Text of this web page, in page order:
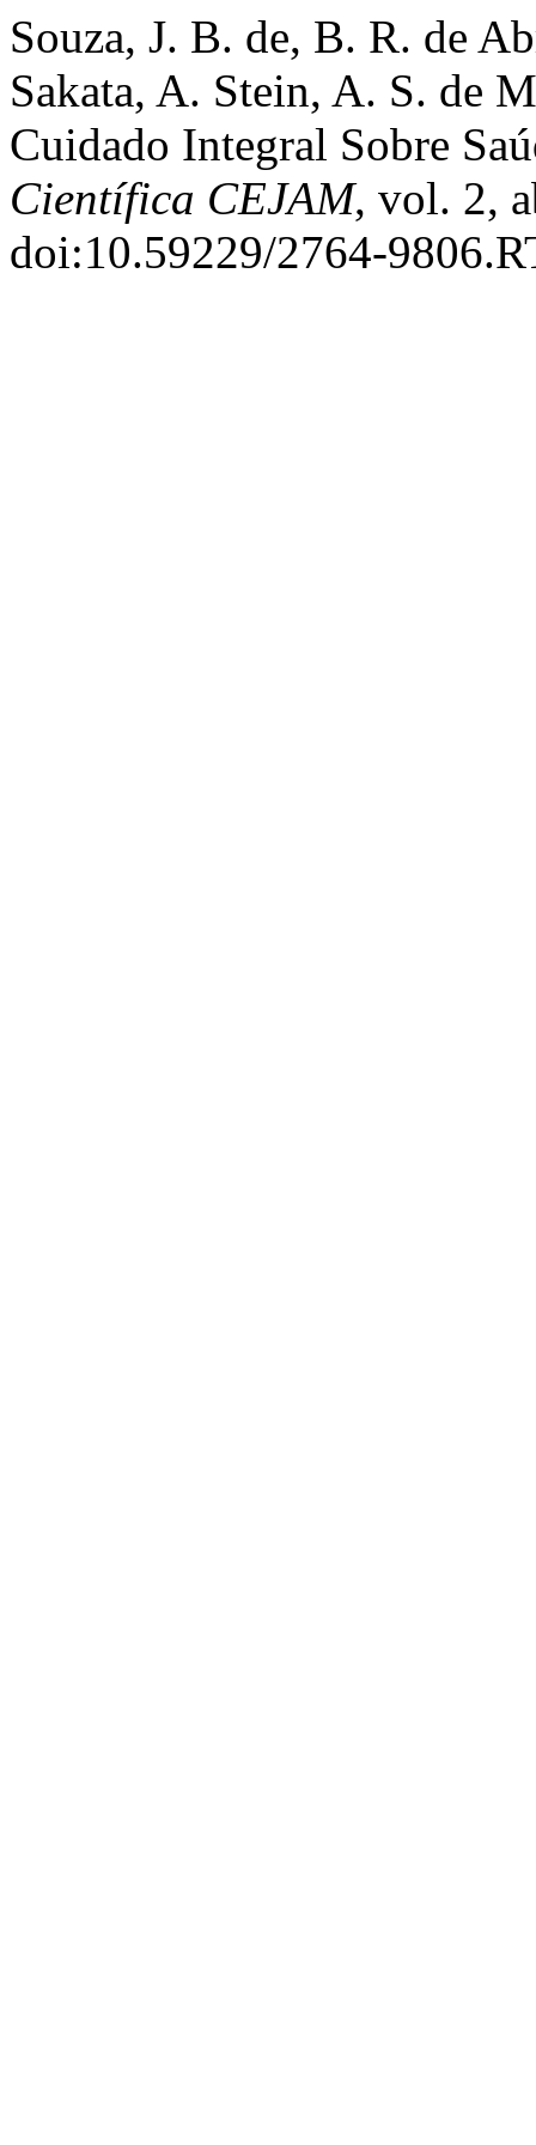
Souza, J. B. de, B. R. de
Sakata, A. Stein, A. S. de
Cuidado Integral Sobre
Científica CEJAM, vol. 2,
doi:10.59229/2764-